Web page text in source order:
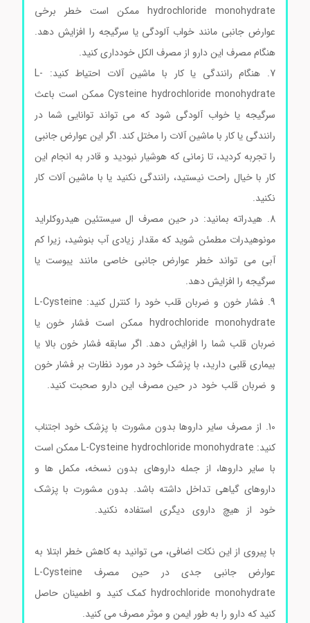
hydrochloride monohydrate ممکن است خطر برخی
عوارض جانبی مانند خواب آلودگی یا سرگیجه را افزایش دهد.
هنگام مصرف این دارو از مصرف الکل خودداری کنید.
7. هنگام رانندگی یا کار با ماشین آلات احتیاط کنید: L-
Cysteine hydrochloride monohydrate ممکن است باعث
سرگیجه یا خواب آلودگی شود که می تواند توانایی شما در
رانندگی یا کار با ماشین آلات را مختل کند. اگر این عوارض جانبی
را تجربه کردید، تا زمانی که هوشیار نبودید و قادر به انجام این
کار با خیال راحت نیستید، رانندگی نکنید یا با ماشین آلات کار
نکنید.
8. هیدراته بمانید: در حین مصرف ال سیستئین هیدروکلراید
مونوهیدرات مطمئن شوید که مقدار زیادی آب بنوشید، زیرا کم
آبی می تواند خطر عوارض جانبی خاصی مانند یبوست یا
سرگیجه را افزایش دهد.
9. فشار خون و ضربان قلب خود را کنترل کنید: L-Cysteine
hydrochloride monohydrate ممکن است فشار خون یا
ضربان قلب شما را افزایش دهد. اگر سابقه فشار خون بالا یا
بیماری قلبی دارید، با پزشک خود در مورد نظارت بر فشار خون
و ضربان قلب خود در حین مصرف این دارو صحبت کنید.ال
10. از مصرف سایر داروها بدون مشورت با پزشک خود اجتناب
کنید: L-Cysteine hydrochloride monohydrate ممکن است
با سایر داروها، از جمله داروهای بدون نسخه، مکمل ها و
داروهای گیاهی تداخل داشته باشد. بدون مشورت با پزشک
خود از هیچ داروی دیگری استفاده نکنید.ال سیستئین
با پیروی از این نکات اضافی، می توانید به کاهش خطر ابتلا به
عوارض جانبی جدی در حین مصرف L-Cysteine
hydrochloride monohydrate کمک کنید و اطمینان حاصل
کنید که دارو را به طور ایمن و موثر مصرف می کنید.